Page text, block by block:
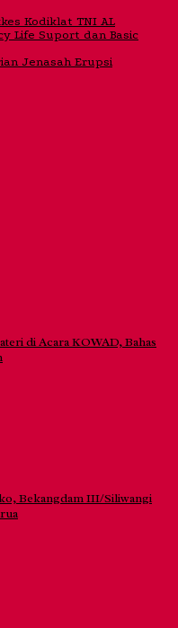
Kodiklat TNI AL
Life Suport dan Basic
Jenasah Erupsi
di Acara KOWAD, Bahas
Bekangdam III/Siliwangi